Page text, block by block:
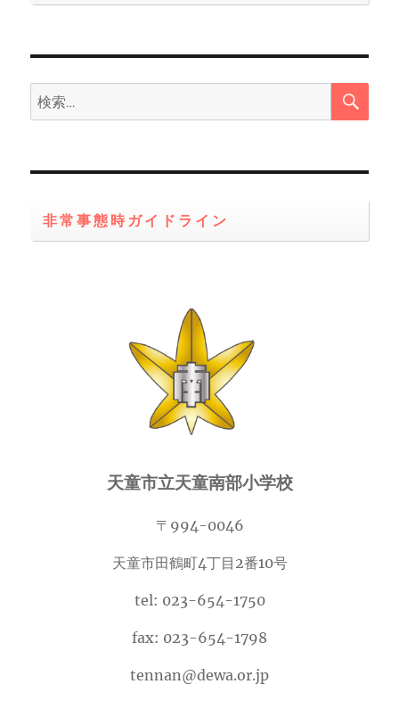
検
索:
検
非常事態時ガイドライン
天童市立天童南部小学校
〒994-0046
天童市田鶴町4丁目2番10号
tel: 023-654-1750
fax: 023-654-1798
tennan@dewa.or.jp